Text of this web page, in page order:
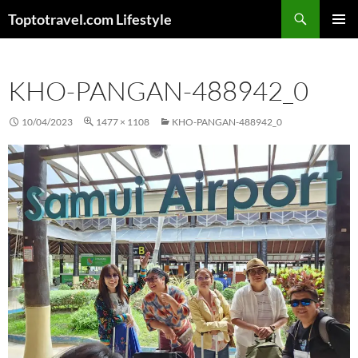
Toptotravel.com Lifestyle
KHO-PANGAN-488942_0
10/04/2023 1477 × 1108 KHO-PANGAN-488942_0